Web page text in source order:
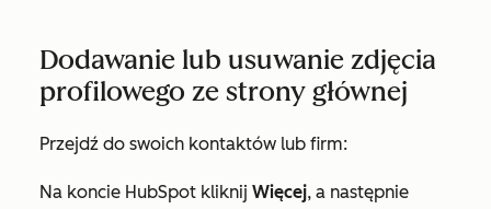
Dodawanie lub usuwanie zdjęcia
profilowego ze strony głównej
Przejdź do swoich kontaktów lub firm:
Na koncie HubSpot kliknij Więcej, a następnie